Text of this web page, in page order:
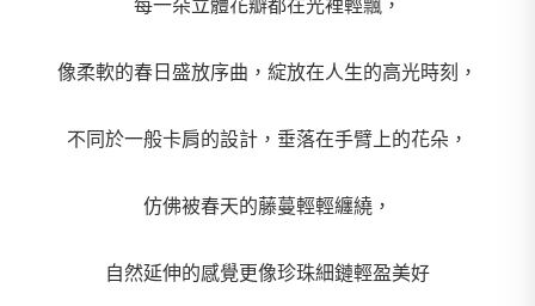
每一朵立體花瓣都在光裡輕飄，
像柔軟的春日盛放序曲，綻放在人生的高光時刻，
不同於一般卡肩的設計，垂落在手臂上的花朵，
仿佛被春天的藤蔓輕輕纏繞，
自然延伸的感覺更像珍珠細鏈輕盈美好